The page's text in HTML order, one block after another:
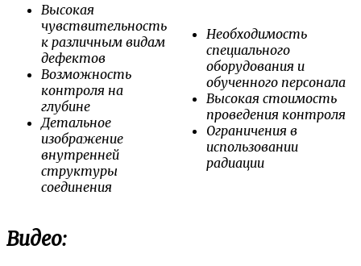
Высокая
чувствительность
к различным видам
дефектов
Возможность
контроля на
глубине
Детальное
изображение
внутренней
структуры
соединения
Необходимость
специального
оборудования и
обученного персонала
Высокая стоимость
проведения контроля
Ограничения в
использовании
радиации
Видео: